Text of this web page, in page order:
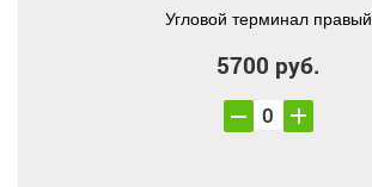
Угловой терминал правый
5700 руб.